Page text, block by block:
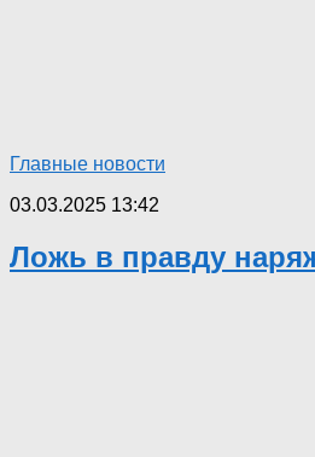
Главные новости
03.03.2025 13:42
Ложь в правду